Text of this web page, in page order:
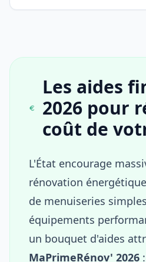
Les aides
2026 pour
coût de
L'État encourage
rénovation
de menuiseries
équipements
un bouquet d'aides
MaPrimeRénov' 2026